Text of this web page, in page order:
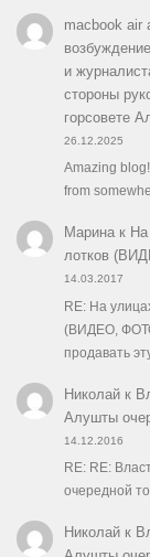
macbook air
и
стороны
горсовете
26.12.2025
Amazing
from
Маринак
лотков
14.03.2017
RE: На
(ВИДЕО,
продавать
Николайк
Алушты
14.12.2016
RE: RE:
очередной
Николайк